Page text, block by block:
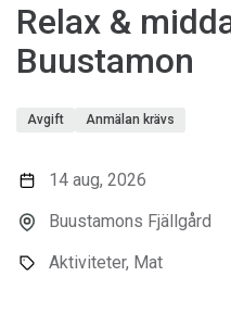
Relax &
Buustamon
Avgift Anmälan krävs
14 aug, 2026
Buustamons Fjällgård
Aktiviteter, Mat